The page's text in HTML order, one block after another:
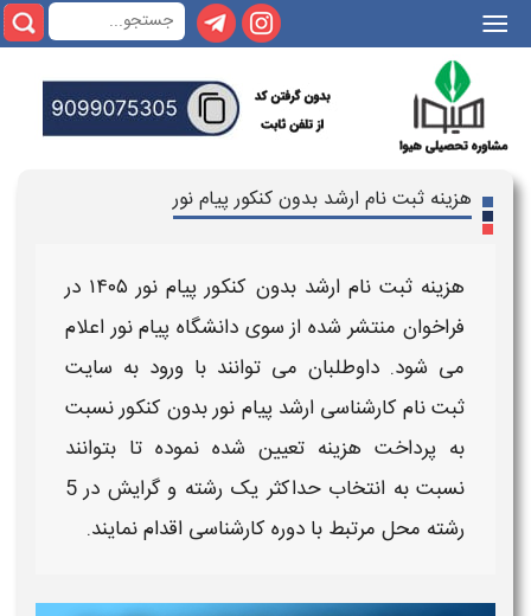
|||
هزینه ثبت نام ارشد بدون کنکور پیام نور
هزینه ثبت نام ارشد بدون کنکور پیام نور ۱۴۰۵
در
فراخوان منتشر شده از سویدانشگاه پیام نوراعلام
می شود. داوطلبان می توانند با ورود به سایت
ثبت نام کارشناسی ارشد پیام نور بدون کنکورنسبت
به پرداخت هزینه تعیین شده نموده تا بتوانند
نسبت به انتخاب حداکثر یک رشته و گرایش در 5
رشته محل مرتبط با دوره کارشناسی اقدام نمایند.